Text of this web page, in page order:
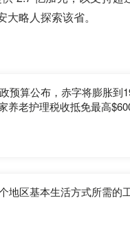
略人探索该省。
预算公布，赤字将膨胀到
养老护理税收抵免最高
地区基本生活方式所需的